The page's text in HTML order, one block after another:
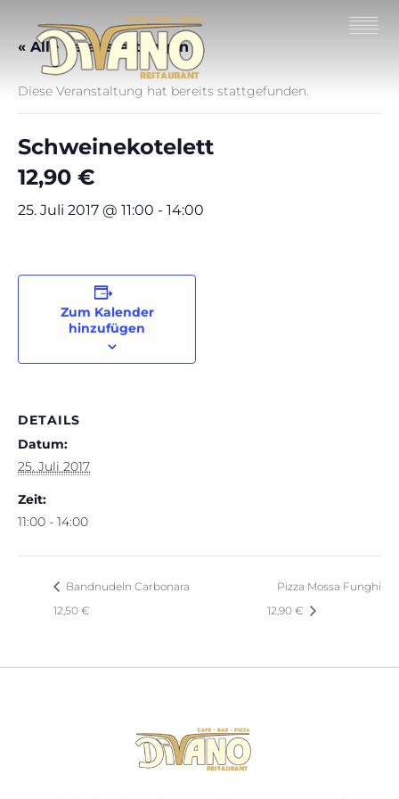
« Alle Veranstaltungen
Diese Veranstaltung hat bereits stattgefunden.
Schweinekotelett
12,90 €
25. Juli 2017 @ 11:00 - 14:00
Zum Kalender
hinzufügen
DETAILS
Datum:
25. Juli 2017
Zeit:
11:00 - 14:00
Bandnudeln Carbonara
12,50 €
Pizza Mossa Funghi
12,90 €